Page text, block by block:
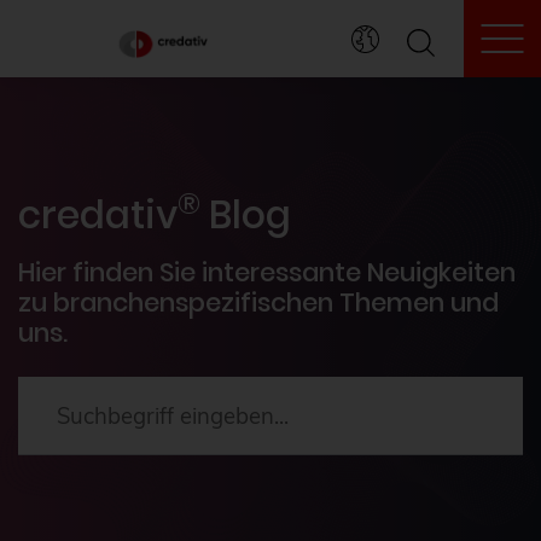
credativ® Blog
Hier finden Sie interessante Neuigkeiten
zu branchenspezifischen Themen und
uns.
Veranstaltungen
PostgreSQL®